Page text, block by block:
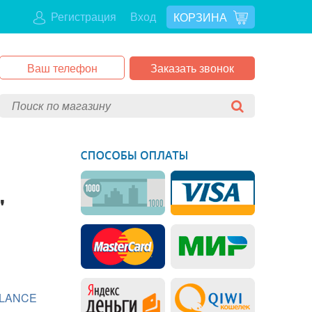
Регистрация Вход КОРЗИНА
Заказать звонок